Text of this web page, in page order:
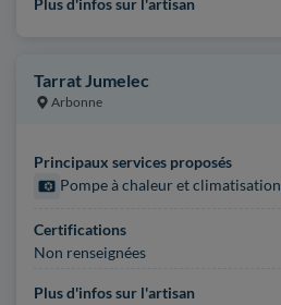
Plus d'infos sur l'artisan
Tarrat Jumelec
Arbonne
Principaux services proposés
Pompe à chaleur et climatisation
Certifications
Non renseignées
Plus d'infos sur l'artisan